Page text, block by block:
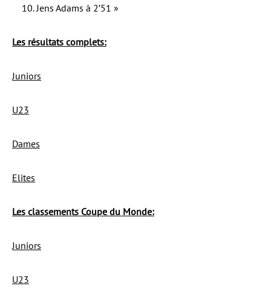
Jens Adams à 2’51 »
Les résultats complets:
Juniors
U23
Dames
Elites
Les classements Coupe du Monde:
Juniors
U23